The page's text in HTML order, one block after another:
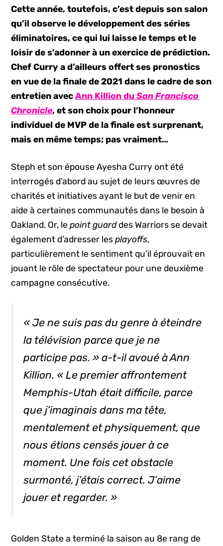
Cette année, toutefois, c’est depuis son salon
qu’il observe le développement des séries
éliminatoires, ce qui lui laisse le temps et le
loisir de s’adonner à un exercice de prédiction.
Chef Curry a d’ailleurs offert ses pronostics
en vue de la finale de 2021 dans le cadre de son
entretien avecAnn Killion duSan Francisco
Chronicle, et son choix pour l’honneur
individuel de MVP de la finale est surprenant,
mais en même temps; pas vraiment…
Steph et son épouse Ayesha Curry ont été
interrogés d’abord au sujet de leurs œuvres de
charités et initiatives ayant le but de venir en
aide à certaines communautés dans le besoin à
Oakland. Or, lepoint guarddes Warriors se devait
également d’adresser lesplayoffs,
particulièrement le sentiment qu’il éprouvait en
jouant le rôle de spectateur pour une deuxième
campagne consécutive.
« Je ne suis pas du genre à éteindre
la télévision parce que je ne
participe pas. » a-t-il avoué à Ann
Killion. « Le premier affrontement
Memphis-Utah était difficile, parce
que j’imaginais dans ma tête,
mentalement et physiquement, que
nous étions censés jouer à ce
moment. Une fois cet obstacle
surmonté, j’étais correct. J’aime
jouer et regarder. »
Golden State a terminé la saison au 8e rang de